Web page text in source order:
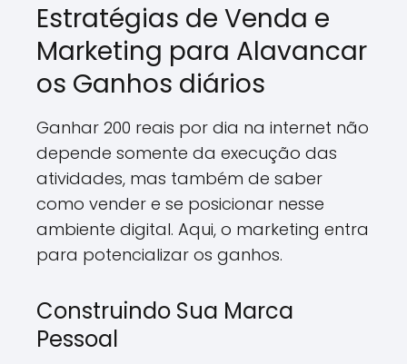
Estratégias de Venda e
Marketing para Alavancar
os Ganhos diários
Ganhar 200 reais por dia na internet não
depende somente da execução das
atividades, mas também de saber
como vender e se posicionar nesse
ambiente digital. Aqui, o marketing entra
para potencializar os ganhos.
Construindo Sua Marca
Pessoal